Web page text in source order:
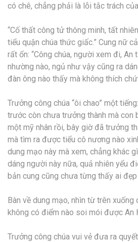
có chê, chẳng phải là lỗi tắc trách
“Cố thất công tử thông minh, tất
tiểu quận chúa thức giấc.” Cung nữ
rất ổn: “Công chúa, người xem đi, An
nhường nào, ngủ như vậy cũng ra
đàn ông nào thấy mà không thích
Trưởng công chúa “ôi chao” một
trước còn chưa trưởng thành mà con
một mỹ nhân rồi, bây giờ đã trưởng
mà tìm ra được tiểu cô nương nào
dung mạo này mà xem, chẳng khác
dáng người này nữa, quả nhiên yểu
bản cung cũng chưa từng thấy ai đẹp
Bàn về dung mạo, nhìn từ trên
không có điểm nào soi mói được An
Trưởng công chúa vui vẻ đưa ra